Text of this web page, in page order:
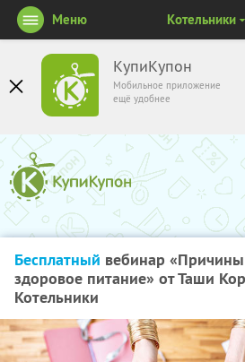
КупиКупон
Мобильное приложение
ещё удобнее
Меню Котельники
Бесплатный вебинар
здоровое питание» от Таши
Котельники